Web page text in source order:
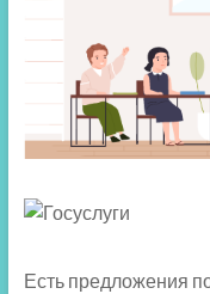
Есть предложения